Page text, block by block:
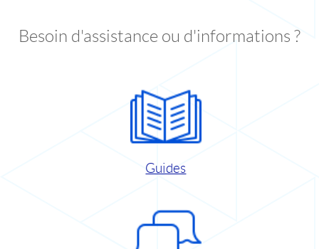
Besoin d'assistance ou d'informations ?
Guides